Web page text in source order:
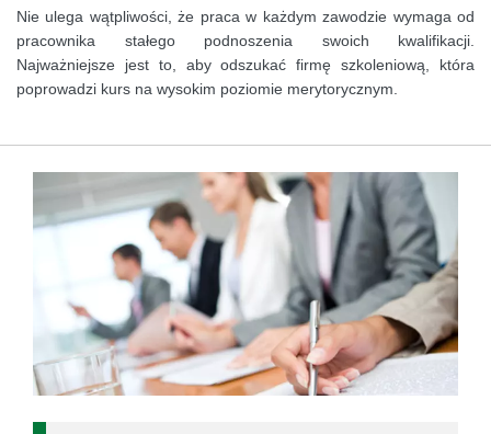
Nie ulega wątpliwości, że praca w każdym zawodzie wymaga od
pracownika stałego podnoszenia swoich kwalifikacji.
Najważniejsze jest to, aby odszukać firmę szkoleniową, która
poprowadzi kurs na wysokim poziomie merytorycznym.